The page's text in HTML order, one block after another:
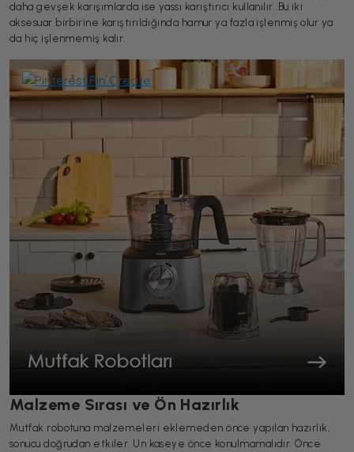
daha gevşek karışımlarda ise yassı karıştırıcı kullanılır. Bu iki
aksesuar birbirine karıştırıldığında hamur ya fazla işlenmiş olur ya
da hiç işlenmemiş kalır.
Malzeme Sırası ve Ön Hazırlık
Mutfak robotuna malzemeleri eklemeden önce yapılan hazırlık,
sonucu doğrudan etkiler. Un kaseye önce konulmamalıdır. Önce